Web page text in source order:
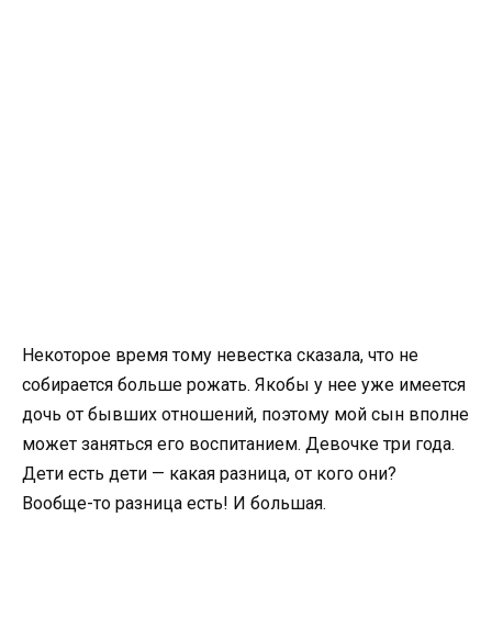
Некоторое время тому невестка сказала, что не
собирается больше рожать. Якобы у нее уже имеется
дочь от бывших отношений, поэтому мой сын вполне
может заняться его воспитанием. Девочке три года.
Дети есть дети — какая разница, от кого они?
Вообще-то разница есть! И большая.